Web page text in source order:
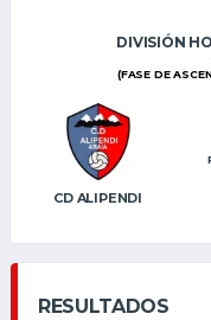
DIVISIÓN
(FASE DE
CD ALIPENDI
RESULTADOS